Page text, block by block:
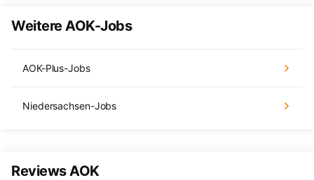
Weitere AOK-Jobs
AOK-Plus-Jobs
Niedersachsen-Jobs
Reviews AOK